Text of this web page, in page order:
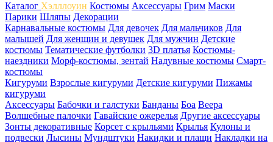
Каталог Хэлллоуин Костюмы Аксессуары Грим Маски
Парики Шляпы Декорации
Карнавальные костюмы Для девочек Для мальчиков Для
малышей Для женщин и девушек Для мужчин Детские
костюмы Тематические футболки 3D платья Костюмы-
наездники Морф-костюмы, зентай Надувные костюмы Смарт-
костюмы
Кигуруми Взрослые кигуруми Детские кигуруми Пижамы
кигуруми
Аксессуары Бабочки и галстуки Банданы Боа Веера
Волшебные палочки Гавайские ожерелья Другие аксессуары
Зонты декоративные Корсет с крыльями Крылья Кулоны и
подвески Лысины Мундштуки Накидки и плащи Накладки на